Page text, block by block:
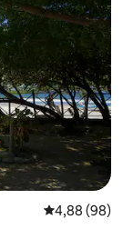
Évaluation
4,88 (98)